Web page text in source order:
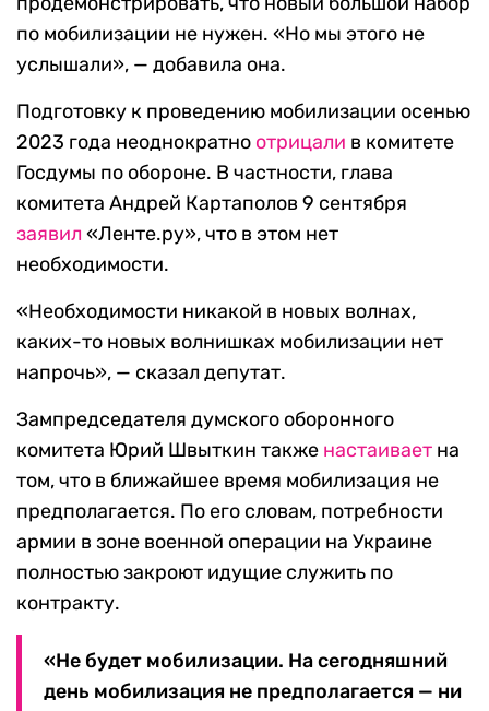
по мобилизации не нужен. «Но мы этого не
услышали», — добавила она.
Подготовку к проведению мобилизации осенью
2023 года неоднократно отрицали в комитете
Госдумы по обороне. В частности, глава
комитета Андрей Картаполов 9 сентября
заявил «Ленте.ру», что в этом нет
необходимости.
«Необходимости никакой в новых волнах,
каких-то новых волнишках мобилизации нет
напрочь», — сказал депутат.
Зампредседателя думского оборонного
комитета Юрий Швыткин также настаивает на
том, что в ближайшее время мобилизация не
предполагается. По его словам, потребности
армии в зоне военной операции на Украине
полностью закроют идущие служить по
контракту.
«Не будет мобилизации. На сегодняшний
день мобилизация не предполагается — ни